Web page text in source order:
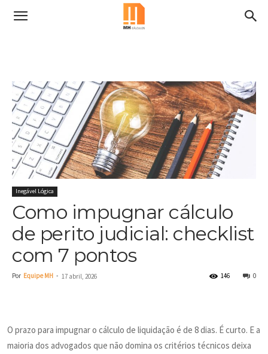
Inegável Lógica
Como impugnar cálculo
de perito judicial: checklist
com 7 pontos
Por Equipe MH - 17 abril, 2026 0
146
O prazo para impugnar o cálculo de liquidação é de 8 dias. É curto. E a
maioria dos advogados que não domina os critérios técnicos deixa